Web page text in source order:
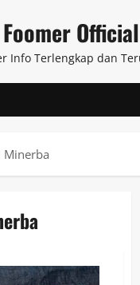
Foomer Official
Info Terlengkap dan
Minerba